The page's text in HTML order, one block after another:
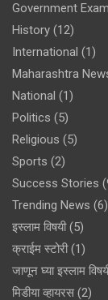
Government
History (12)
International (1)
Maharashtra
National (1)
Politics (5)
Religious (5)
Sports (2)
Success Stories
Trending News (6)
इस्लाम विषयी(5)
क्राईम स्टोरी(1)
जाणून घ्या इस्लाम
मिडीया व्हायरस (2)